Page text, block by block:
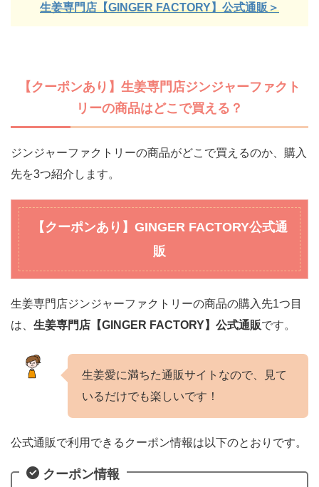
生姜専門店【GINGER FACTORY】公式通販＞
【クーポンあり】生姜専門店ジンジャーファクト
リーの商品はどこで買える？
ジンジャーファクトリーの商品がどこで買えるのか、購入
先を3つ紹介します。
【クーポンあり】GINGER FACTORY公式通
販
生姜専門店ジンジャーファクトリーの商品の購入先1つ目
は、 生姜専門店【GINGER FACTORY】公式通販です。
生姜愛に満ちた通販サイトなので、見て
いるだけでも楽しいです！
公式通販で利用できるクーポン情報は以下のとおりです。
クーポン情報